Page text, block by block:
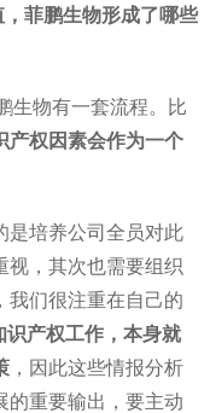
菲鹏生物形成了哪些
生物有一套流程。比
产权因素会作为一个
是培养公司全员对此
视，其次也需要组织
我们很注重在自己的
识产权工作，本身就
，因此这些情报分析
的重要输出，要主动